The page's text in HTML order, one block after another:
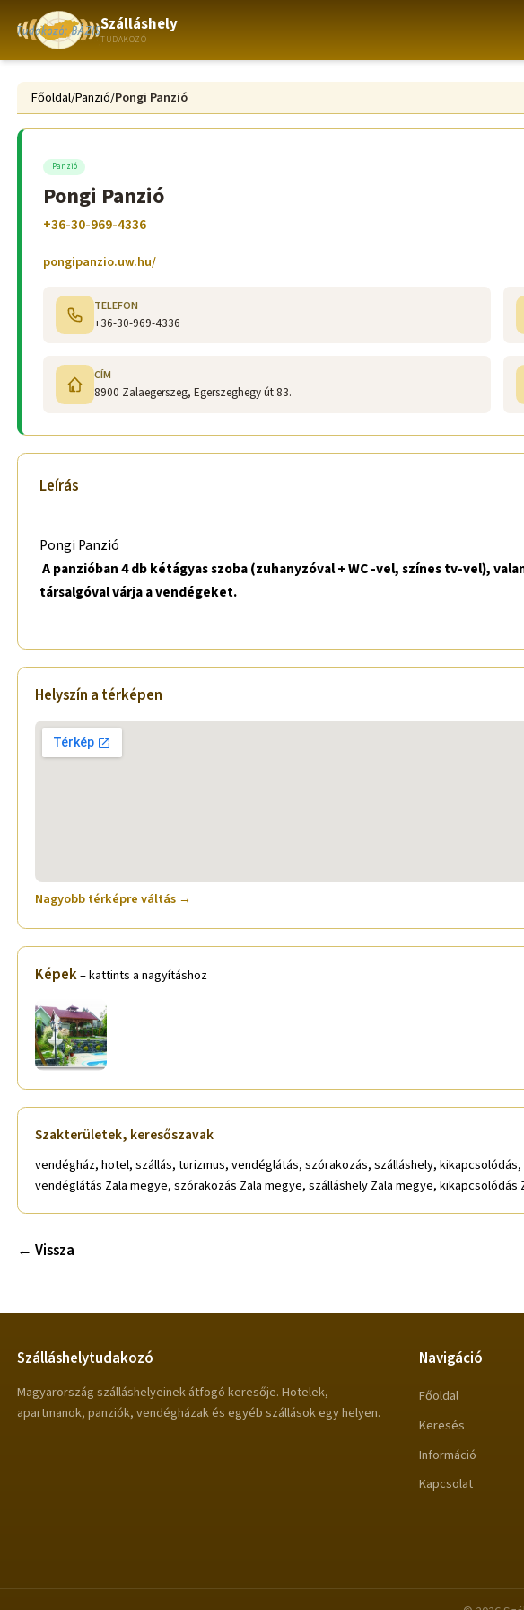
Szálláshely
TUDAKOZÓ
Főoldal/Panzió/Pongi Panzió
Panzió
Pongi Panzió
+36-30-969-4336
pongipanzio.uw.hu/
TELEFON
+36-30-969-4336
CÍM
8900 Zalaegerszeg, Egerszeghegy út 83.
Leírás
Pongi Panzió
A panzióban 4 db kétágyas szoba (zuhanyzóval + WC -vel, színes tv-vel),
társalgóval várja a vendégeket.
Helyszín a térképen
Nagyobb térképre váltás →
Képek– kattints a nagyításhoz
Szakterületek, keresőszavak
vendégház, hotel, szállás, turizmus, vendéglátás, szórakozás, szálláshely,
vendéglátás Zala megye, szórakozás Zala megye, szálláshely Zala megye,
← Vissza
Szálláshelytudakozó
Magyarország szálláshelyeinek átfogó keresője. Hotelek,
apartmanok, panziók, vendégházak és egyéb szállások egy helyen.
Navigáció
Főoldal
Keresés
Információ
Kapcsolat